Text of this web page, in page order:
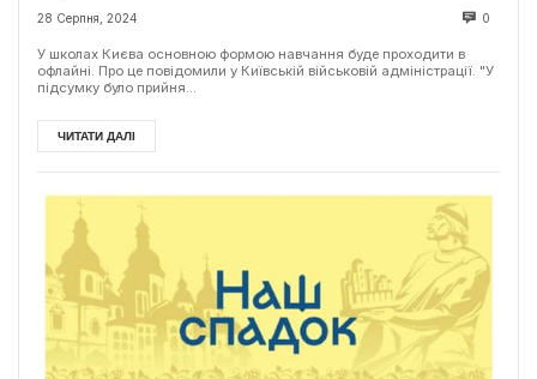
28 Серпня, 2024 0
У школах Києва основною формою навчання буде проходити в
офлайні. Про це повідомили у Київській військовій адміністрації. "У
підсумку було прийня...
ЧИТАТИ ДАЛІ